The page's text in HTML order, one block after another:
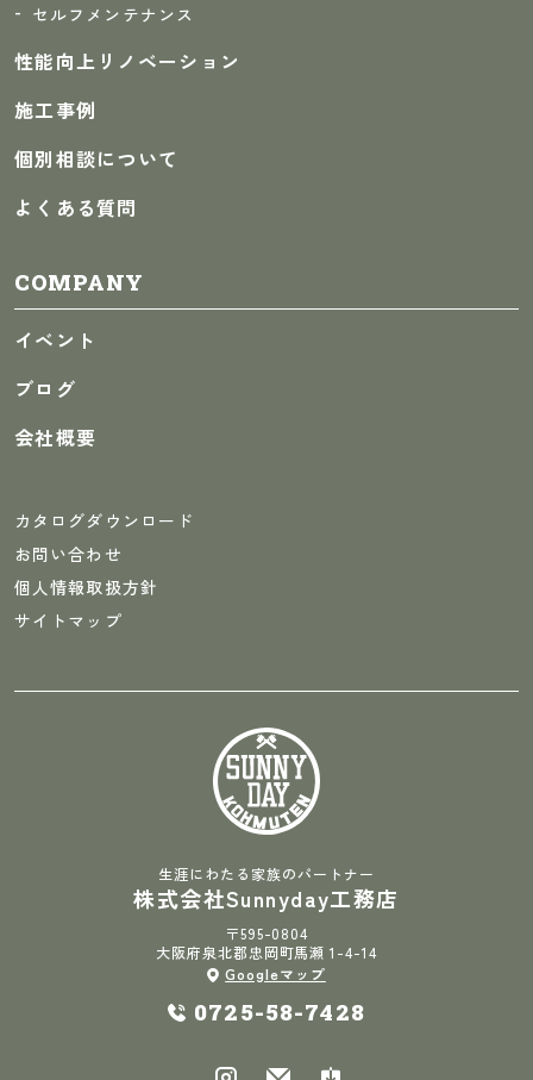
セルフメンテナンス
性能向上リノベーション
施工事例
個別相談について
よくある質問
COMPANY
イベント
ブログ
会社概要
カタログダウンロード
お問い合わせ
個人情報取扱方針
サイトマップ
生涯にわたる家族のパートナー
株式会社Sunnyday工務店
〒595-0804
大阪府泉北郡忠岡町馬瀬 1-4-14
Googleマップ
0725-58-7428